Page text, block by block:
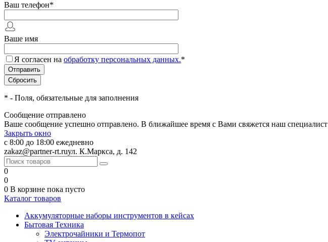
Ваш телефон*
Ваше имя
Я согласен на обработку персональных данных.*
* - Поля, обязательные для заполнения
Сообщение отправлено
Ваше сообщение успешно отправлено. В ближайшее время с Вами свяжется наш специалист
Закрыть окно
с 8:00 до 18:00 ежедневно
zakaz@partner-rt.ruул. К.Маркса, д. 142
0
0
0 В корзине пока пусто
Каталог товаров
Аккумуляторные наборы инструментов в кейсах
Бытовая Техника
Электрочайники и Термопот